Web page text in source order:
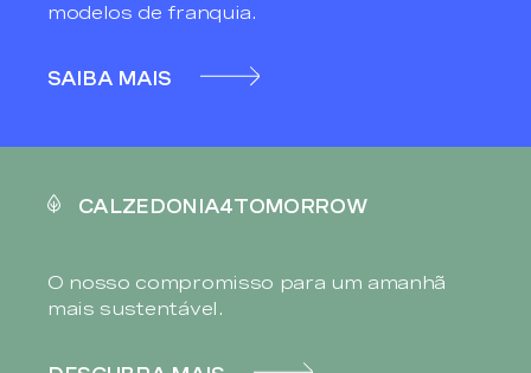
modelos de franquia.
SAIBA MAIS
CALZEDONIA4TOMORROW
O nosso compromisso para um amanhã
mais sustentável.